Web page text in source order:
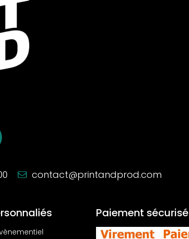
contact@printandprod.com
Paiement sécurisé